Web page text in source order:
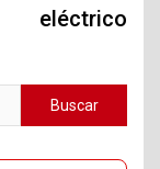
eléctrico